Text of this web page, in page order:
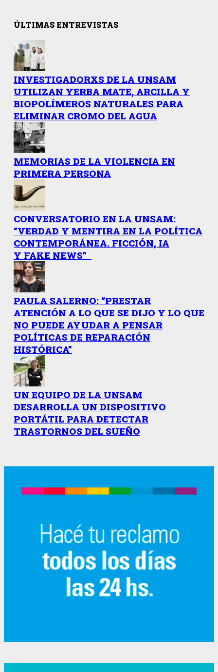
ÚLTIMAS ENTREVISTAS
INVESTIGADORXS DE LA UNSAM
UTILIZAN YERBA MATE, ARCILLA Y
BIOPOLÍMEROS NATURALES PARA
ELIMINAR CROMO DEL AGUA
MEMORIAS DE LA VIOLENCIA EN
PRIMERA PERSONA
CONVERSATORIO EN LA UNSAM:
“VERDAD Y MENTIRA EN LA POLÍTICA
CONTEMPORÁNEA. FICCIÓN, IA
Y FAKE NEWS”
PAULA SALERNO: “PRESTAR
ATENCIÓN A LO QUE SE DIJO Y LO QUE
NO PUEDE AYUDAR A PENSAR
POLÍTICAS DE REPARACIÓN
HISTÓRICA”
UN EQUIPO DE LA UNSAM
DESARROLLA UN DISPOSITIVO
PORTÁTIL PARA DETECTAR
TRASTORNOS DEL SUEÑO